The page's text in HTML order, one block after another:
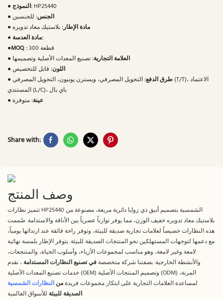
● النموذج: HP25440
●
الجنس: للجنسين
●
مادة الإطار:بلاستيك معاد تدويره
●
مادة العدسة:
●MOQ :
300 قطعة
●
العلامة التجارية:تصنيع المعدات الأصلية وتصميمها
●
اللون: قابل للتخصيص
●
طرق الدفع:التحويل المصرفي، ويسترن يونيون، التحويل المصرفي (T/T)، الاعتماد
المستندي (L/C)، باي بال
●
عينة:متوفرة
Share with:
وصف المنتج
تتميز نظارات HP25440 الشمسية بتصميم أنيق ذي زوايا دائرية مربعة، مصنوعة من
بلاستيك معاد تدويره خفيف الوزن، مما يوفر توازناً عصرياً بين الأناقة والاستدامة. صُممت
هذه النظارات خصيصاً لعلامات تجارية صديقة للبيئة، وتوفر راحة فائقة عند ارتدائها يومياً،
مع دعمها لتوجهات المستهلكين نحو المنتجات الصديقة للبيئة. يتوفر الإطار بلمسة نهائية
لامعة وغير لامعة، وهو مناسب لمجموعات الأزياء، وأسلوب الحياة، والمنتجعات،
والأنشطة الخارجية. بصفتنا شركة متخصصة في تصنيع النظارات المستدامة ، نقدم
خدمات تصنيع المعدات الأصلية (OEM) وتصميم المنتجات الأصلية (ODM) المرنة،
لمساعدة العلامات التجارية على ابتكار مجموعات فريدةمنالنظارات الشمسية
الصديقة للبيئةللأسواق العالمية.